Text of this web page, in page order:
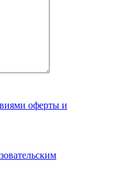
оферты и